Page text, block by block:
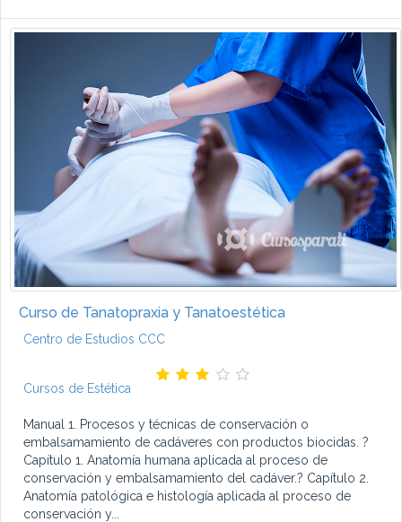
Curso de Tanatopraxia y Tanatoestética
Centro de Estudios CCC
Cursos de Estética
Manual 1. Procesos y técnicas de conservación o
embalsamamiento de cadáveres con productos biocidas. ?
Capítulo 1. Anatomía humana aplicada al proceso de
conservación y embalsamamiento del cadáver.? Capítulo 2.
Anatomía patológica e histología aplicada al proceso de
conservación y...